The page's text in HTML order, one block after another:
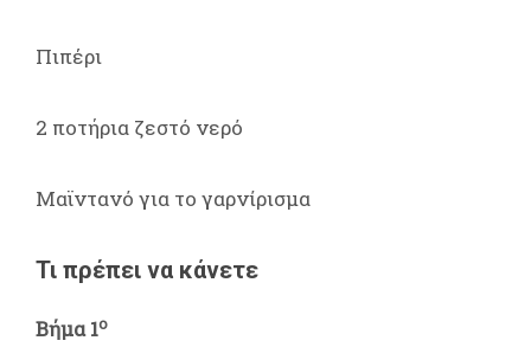
Πιπέρι
2 ποτήρια ζεστό νερό
Μαϊντανό για το γαρνίρισμα
Τι πρέπει να κάνετε
Βήμα 1ο